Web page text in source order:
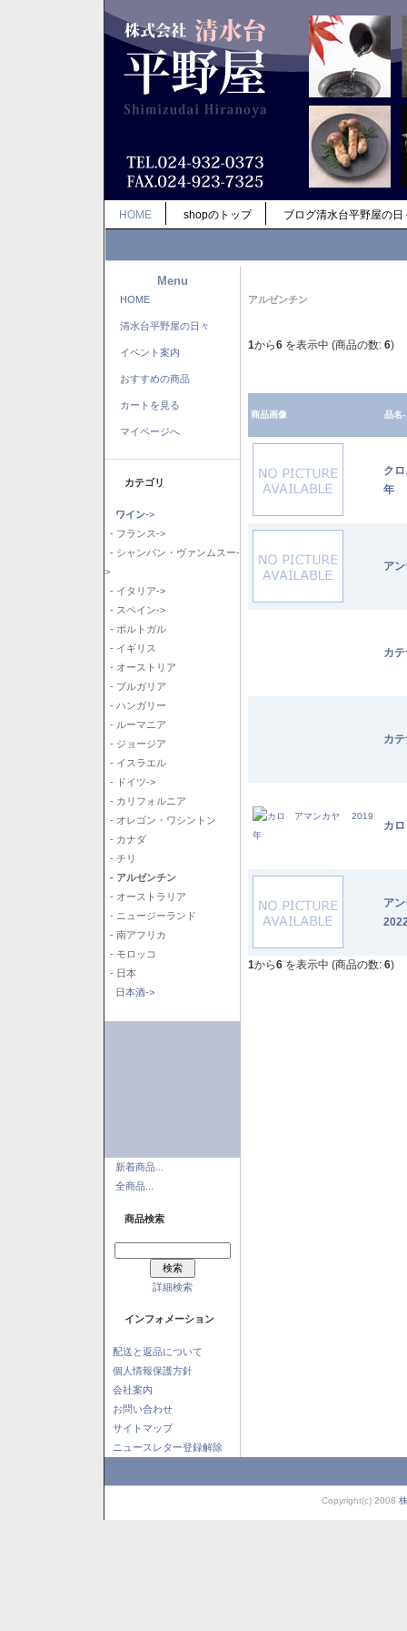
HOME shopのトップ ブログ清水台平野屋の日
Menu
HOME
清水台平野屋の日々
イベント案内
おすすめの商品
カートを見る
マイページへ
カテゴリ
ワイン->
- フランス->
- シャンパン・ヴァンムスー-
>
- イタリア->
- スペイン->
- ポルトガル
- イギリス
- オーストリア
- ブルガリア
- ハンガリー
- ルーマニア
- ジョージア
- イスラエル
- ドイツ->
- カリフォルニア
- オレゴン・ワシントン
- カナダ
- チリ
- アルゼンチン
- オーストラリア
- ニュージーランド
- 南アフリカ
- モロッコ
- 日本
日本酒->
新着商品...
全商品...
商品検索
詳細検索
インフォメーション
配送と返品について
個人情報保護方針
会社案内
お問い合わせ
サイトマップ
ニュースレター登録解除
アルゼンチン
1から6 を表示中 (商品の数: 6)
商品画像 品名-
ク
年
ア
カ
カ
カ
ア
1から6 を表示中 (商品の数: 6)
Copyright(c) 2008